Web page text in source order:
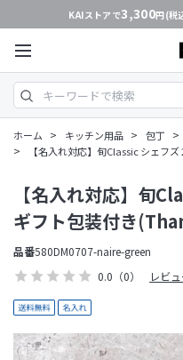
KAIストアで3,300円(税
ホーム > キッチン用品 > 包丁 >
> 【名入れ対応】旬Classic シェフ
0.0 （0） レビ
【名入れ対応】旬
ギフト包装付き
品番580DM0707-naire-green